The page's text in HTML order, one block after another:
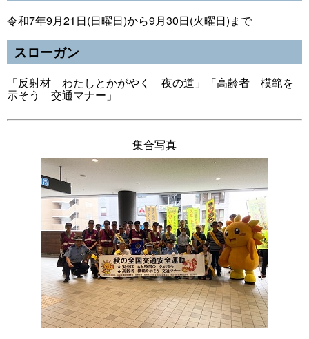
令和7年9月21日(日曜日)から9月30日(火曜日)まで
スローガン
「反射材 わたしとかがやく 夜の道」「高齢者 模範を
示そう 交通マナー」
集合写真